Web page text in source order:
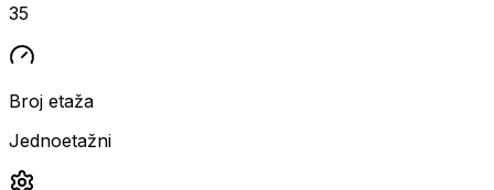
35
Broj etaža
Jednoetažni